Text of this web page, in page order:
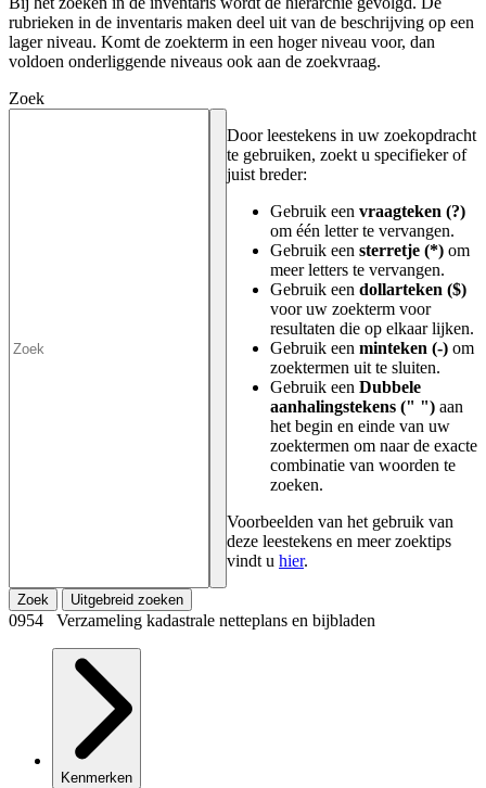
rubrieken in de inventaris maken deel uit van de beschrijving op een
lager niveau. Komt de zoekterm in een hoger niveau voor, dan
voldoen onderliggende niveaus ook aan de zoekvraag.
Zoek
Door leestekens in uw zoekopdracht
te gebruiken, zoekt u specifieker of
juist breder:
Gebruik een vraagteken (?)
om één letter te vervangen.
Gebruik een sterretje (*) om
meer letters te vervangen.
Gebruik een dollarteken ($)
voor uw zoekterm voor
resultaten die op elkaar lijken.
Gebruik een minteken (-) om
zoektermen uit te sluiten.
Gebruik een Dubbele
aanhalingstekens (" ") aan
het begin en einde van uw
zoektermen om naar de exacte
combinatie van woorden te
zoeken.
Voorbeelden van het gebruik van
deze leestekens en meer zoektips
vindt u hier.
Zoek Uitgebreid zoeken
0954 Verzameling kadastrale netteplans en bijbladen
Kenmerken